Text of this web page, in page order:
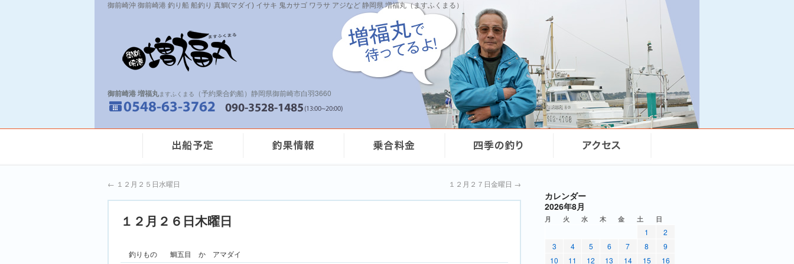
御前崎沖 御前崎港 釣り船 船釣り 真鯛(マダイ) イサキ 鬼カサゴ ワラサ アジなど 静岡県 増福丸（ますふくまる）
御前崎港 増福丸ますふくまる （予約乗合釣船）静岡県御前崎市白羽3660
← １２月２５日水曜日 １２月２７日金曜日 →
１２月２６日木曜日
釣りもの
鯛五目 か アマダイ
カレンダー
2026年8月
月 火 水 木 金 土 日
1
2
3
4 5 6 7 8
9
10
11 12 13 14 15
16